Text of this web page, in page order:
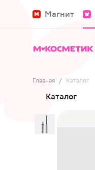
Магнит
Главная / Каталог
Каталог